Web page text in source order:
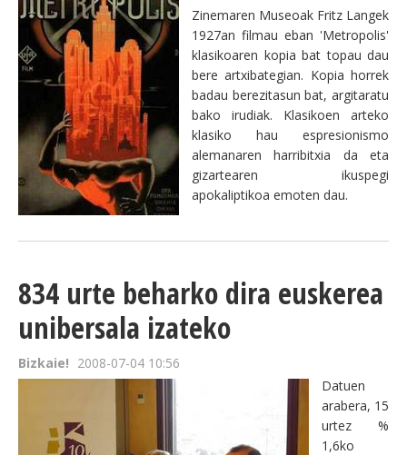
Zinemaren Museoak Fritz Langek
1927an filmau eban 'Metropolis'
klasikoaren kopia bat topau dau
bere artxibategian. Kopia horrek
badau berezitasun bat, argitaratu
bako irudiak. Klasikoen arteko
klasiko hau espresionismo
alemanaren harribitxia da eta
gizartearen ikuspegi
apokaliptikoa emoten dau.
834 urte beharko dira euskerea
unibersala izateko
Bizkaie! 2008-07-04 10:56
Datuen
arabera, 15
urtez %
1,6ko